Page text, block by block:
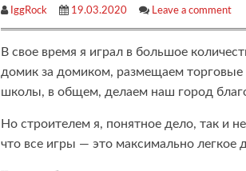
IggRock 19.03.2020 Leave a comment
В свое время я играл в большое
домик за домиком, размещаем
школы, в общем, делаем наш город
Но строителем я, понятное дело, так и
что все игры — это максимально легкое